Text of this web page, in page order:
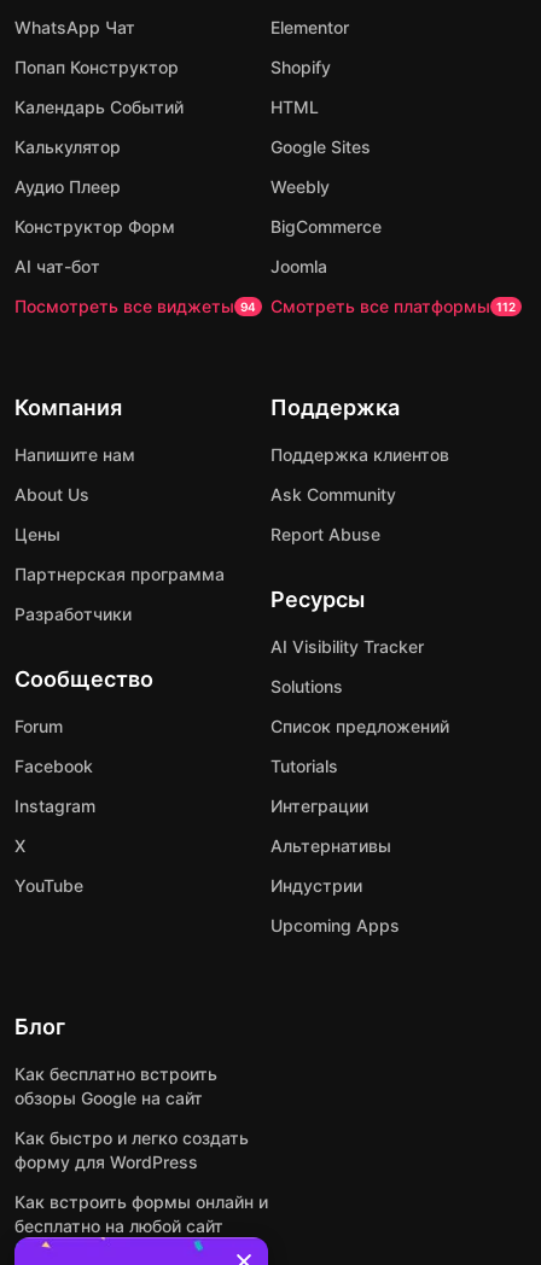
WhatsApp Чат
Попап Конструктор
Календарь Событий
Калькулятор
Аудио Плеер
Конструктор Форм
AI чат-бот
Посмотреть все виджеты 94
Elementor
Shopify
HTML
Google Sites
Weebly
BigCommerce
Joomla
Смотреть все платформы 112
Компания
Напишите нам
About Us
Цены
Партнерская программа
Разработчики
Сообщество
Forum
Facebook
Instagram
X
YouTube
Поддержка
Поддержка клиентов
Ask Community
Report Abuse
Ресурсы
AI Visibility Tracker
Solutions
Список предложений
Tutorials
Интеграции
Альтернативы
Индустрии
Upcoming Apps
Блог
Как бесплатно встроить
обзоры Google на сайт
Как быстро и легко создать
форму для WordPress
Как встроить формы онлайн и
бесплатно на любой сайт